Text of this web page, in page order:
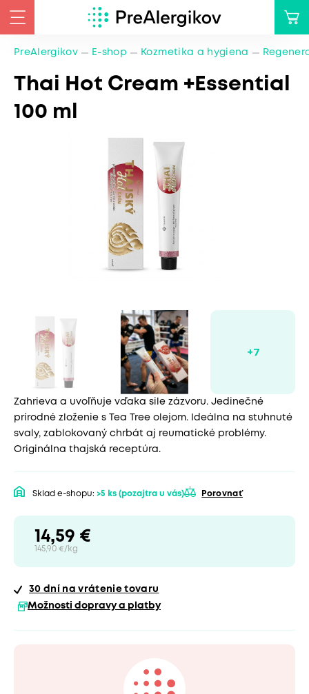
PreAlergikov E-shop Kozmetika a hygiena
Thai Hot Cream +Essential
100 ml
Zahrieva a uvoľňuje vďaka sile zázvoru. Jedinečné
prírodné zloženie s Tea Tree olejom. Ideálna na stuhnuté
svaly, zablokovaný chrbát aj reumatické problémy.
Originálna thajská receptúra.
Sklad e-shopu: >5 ks (pozajtra u vás) Porovnať
14,59 €
145,90 €/kg
30 dní na vrátenie tovaru
Možnosti dopravy a platby